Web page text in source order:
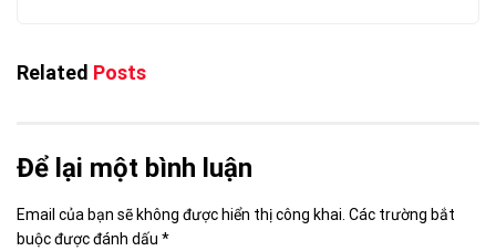
Related Posts
Để lại một bình luận
Email của bạn sẽ không được hiển thị công khai. Các trường bắt
buộc được đánh dấu *